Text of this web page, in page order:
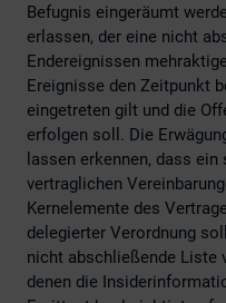
Befugnis eingeräumt
erlassen, der eine nicht
Endereignissen
Ereignisse den Zeitpunkt
eingetreten gilt und die
erfolgen soll. Die
lassen erkennen, dass
vertraglichen
Kernelemente des
delegierter Verordnung
nicht abschließende Liste
denen die